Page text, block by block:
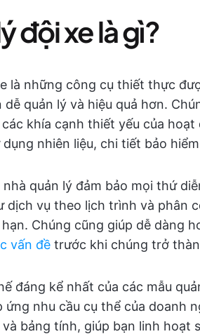
đội xe là gì?
là những công cụ thiết thực
dễ quản lý và hiệu quả hơn.
khía cạnh thiết yếu của
nhiên liệu, chi tiết bảo
quản lý đảm bảo mọi thứ
dịch vụ theo lịch trình và phân
Chúng cũng giúp dễ dàng
vấn đề trước khi chúng trở
đáng kể nhất của các mẫu
nhu cầu cụ thể của doanh
bảng tính, giúp bạn linh hoạt